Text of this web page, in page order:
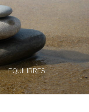
… EQUILIBRES